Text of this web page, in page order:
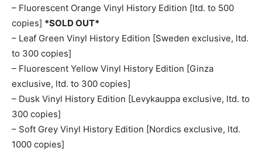
– Fluorescent Orange Vinyl History Edition [ltd. to 500
copies] *SOLD OUT*
– Leaf Green Vinyl History Edition [Sweden exclusive, ltd.
to 300 copies]
– Fluorescent Yellow Vinyl History Edition [Ginza
exclusive, ltd. to 300 copies]
– Dusk Vinyl History Edition [Levykauppa exclusive, ltd. to
300 copies]
– Soft Grey Vinyl History Edition [Nordics exclusive, ltd.
1000 copies]